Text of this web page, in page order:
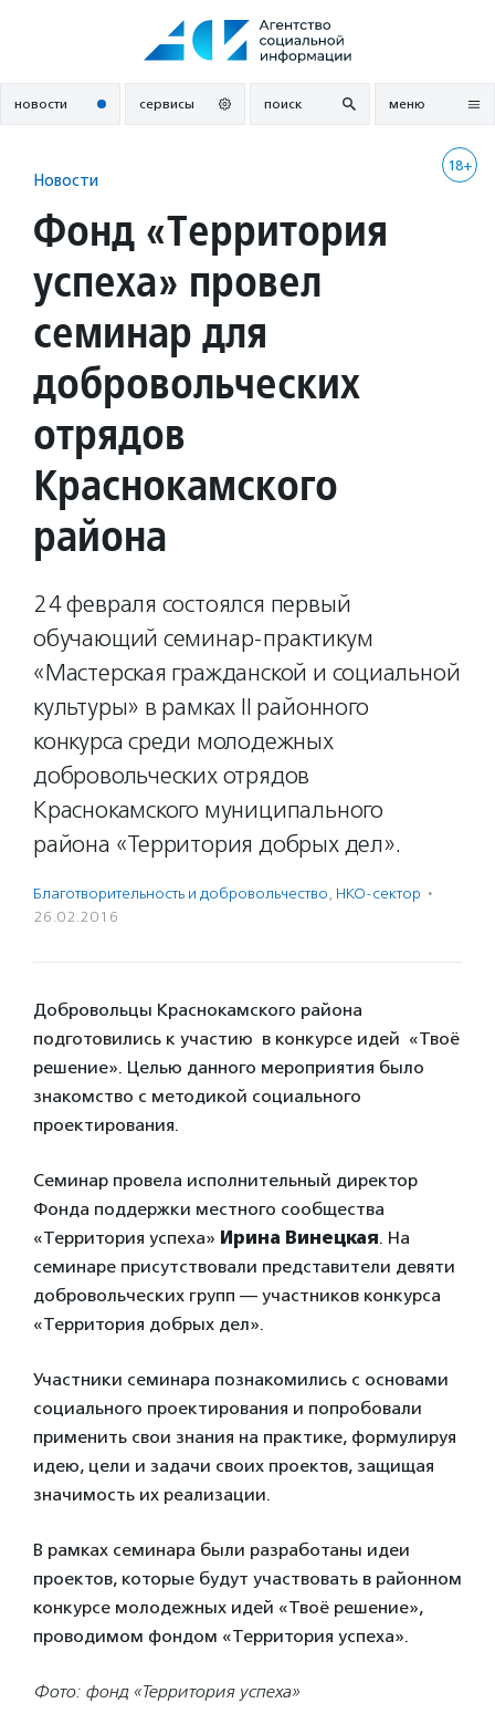
новости сервисы поиск меню
18+
Новости
Фонд «Территория
успеха» провел
семинар для
добровольческих
отрядов
Краснокамского
района
24 февраля состоялся первый
обучающий семинар-практикум
«Мастерская гражданской и социальной
культуры» в рамках II районного
конкурса среди молодежных
добровольческих отрядов
Краснокамского муниципального
района «Территория добрых дел».
Благотвори­тель­ность и доброволь­чест­во, НКО-сектор ·
26.02.2016
Добровольцы Краснокамского района
подготовились к участию в конкурсе идей «Твоё
решение». Целью данного мероприятия было
знакомство с методикой социального
проектирования.
Семинар провела исполнительный директор
Фонда поддержки местного сообщества
«Территория успеха» Ирина Винецкая. На
семинаре присутствовали представители девяти
добровольческих групп — участников конкурса
«Территория добрых дел».
Участники семинара познакомились с основами
социального проектирования и попробовали
применить свои знания на практике, формулируя
идею, цели и задачи своих проектов, защищая
значимость их реализации.
В рамках семинара были разработаны идеи
проектов, которые будут участвовать в районном
конкурсе молодежных идей «Твоё решение»,
проводимом фондом «Территория успеха».
Фото: фонд «Территория успеха»